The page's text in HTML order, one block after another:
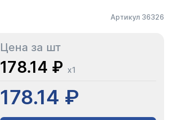
Артикул 36326
Цена за шт
178.14 ₽ x1
178.14 ₽